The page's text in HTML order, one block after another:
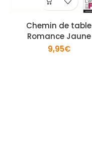
Chemin de table
Romance Jaune
9,95€